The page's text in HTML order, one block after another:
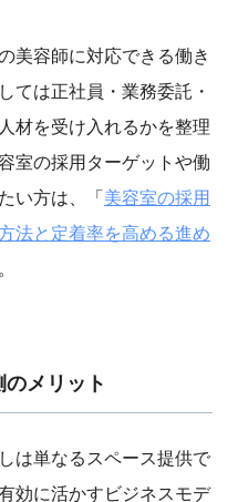
美容師に対応できる働き
ては正社員・業務委託・
材を受け入れるかを整理
室の採用ターゲットや働
い方は、「美容室の採用
法と定着率を高める進め
メリット
は単なるスペース提供で
効に活かすビジネスモデ